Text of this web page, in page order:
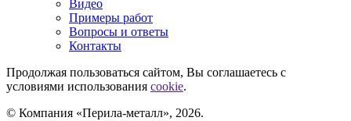
Видео
Примеры работ
Вопросы и ответы
Контакты
Продолжая пользоваться сайтом, Вы соглашаетесь с
условиями использования cookie.
© Компания «Перила-металл», 2026.